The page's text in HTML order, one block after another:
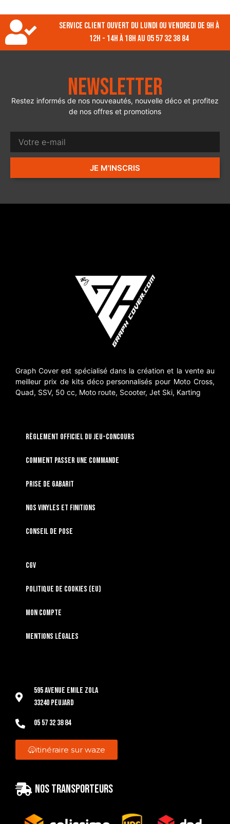
Service client ouvert du lundi ou vendredi de 9h à
12h - 14h à 18h au 05 57 32 38 84
Newsletter
Restez informés de nos nouveautés, nouvelle déco et profitez
de nos offres et promotions
JE M'INSCRIS
Graph Cover est spécialisé dans la création et la vente au
meilleur prix de kits déco personnalisés pour Moto Cross,
Quad, SSV, 50 cc, Moto route, Scooter, Jet Ski, Karting
RÈGLEMENT OFFICIEL DU JEU-CONCOURS
Comment passer une commande
Prise de gabarit
Nos vinyles et finitions
Conseil de pose
CGV
Politique de cookies (EU)
Mon compte
Mentions légales
595 Avenue Emile Zola
33240 Peujard
05 57 32 38 84
itinéraire sur waze
Nos transporteurs